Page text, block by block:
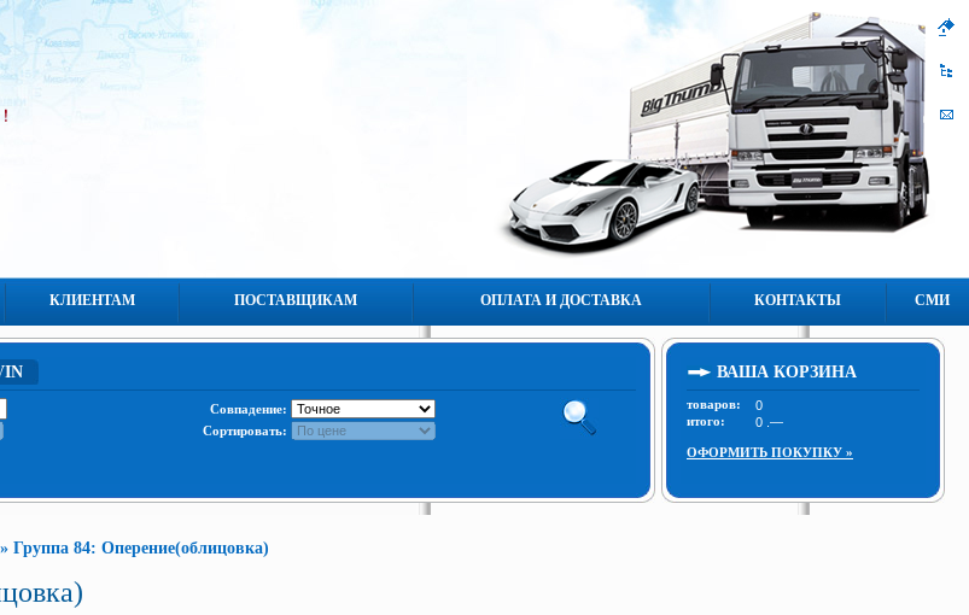
КЛИЕНТАМ ПОСТАВЩИКАМ ОПЛАТА И ДОСТАВКА КОНТАКТЫ СМИ
Совпадение:
Сортировать:
ВАША КОРЗИНА
товаров:
итого:
ОФОРМИТЬ ПОКУПКУ »
» Группа 84: Оперение(облицовка)